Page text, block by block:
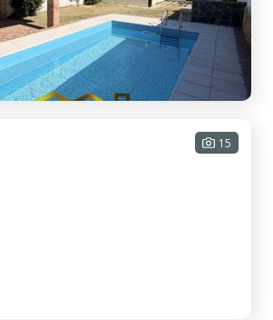
APTO
CRÉDITO
Contactar
A ESTRENAR BARRIO UNIMEV15